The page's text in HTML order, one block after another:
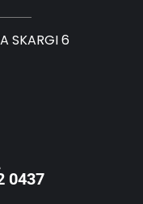
SKARGI 6
0437